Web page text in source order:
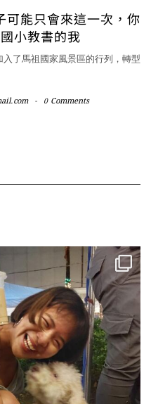
可能只會來這一次，你
小教書的我
了馬祖國家風景區的行列，轉型
- 0 Comments